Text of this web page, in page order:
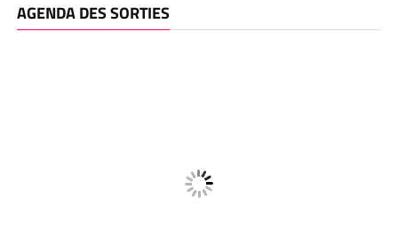
AGENDA DES SORTIES